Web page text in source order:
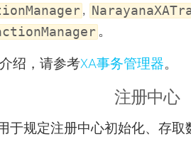
,
。
绍，请参考XA事务管理器。
注册中心
于规定注册中心初始化、存取